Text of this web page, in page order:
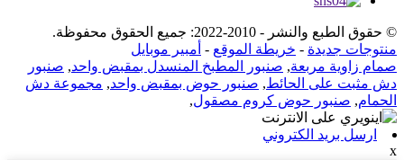
© حقوق الطبع والنشر - 2010-2022: جميع الحقوق محفوظة.
منتوجات جديدة - خريطة الموقع - أمبير موبايل
صمام زاوية مربعة, صنبور المطبخ المنسدل بمقبض واحد, صنبور
دش مثبت على الحائط, صنبور حوض بمقبض واحد, مجموعة دش
الحمام, صنبور حوض كروم مصقول,
ارسل بريد الكتروني
x